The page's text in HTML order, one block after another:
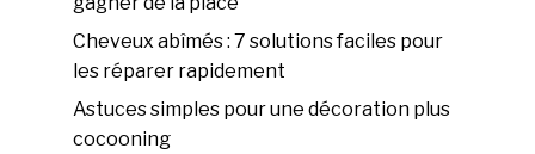
Cheveux abîmés : 7 solutions faciles pour
les réparer rapidement
Astuces simples pour une décoration plus
cocooning